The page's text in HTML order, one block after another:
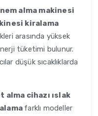
alma makinesi
kiralama
arasında yüksek
tüketimi bulunur.
düşük sıcaklıklarda
alma cihazı ıslak
farklı modeller